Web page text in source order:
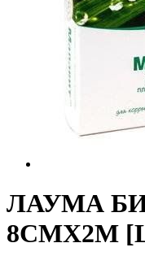
ЛАУМА
8СМX2М